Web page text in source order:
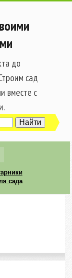
до
сад
вместе с
сада